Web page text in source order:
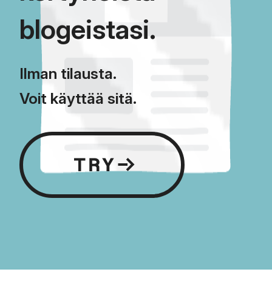
blogeistasi.
Ilman tilausta.
Voit käyttää sitä.